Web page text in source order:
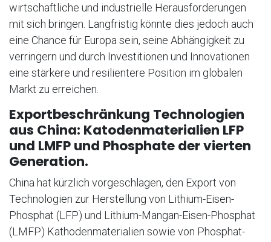
wirtschaftliche und industrielle Herausforderungen
mit sich bringen. Langfristig könnte dies jedoch auch
eine Chance für Europa sein, seine Abhängigkeit zu
verringern und durch Investitionen und Innovationen
eine stärkere und resilientere Position im globalen
Markt zu erreichen.
Exportbeschränkung Technologien
aus China: Katodenmaterialien LFP
und LMFP und Phosphate der vierten
Generation.
China hat kürzlich vorgeschlagen, den Export von
Technologien zur Herstellung von Lithium-Eisen-
Phosphat (LFP) und Lithium-Mangan-Eisen-Phosphat
(LMFP) Kathodenmaterialien sowie von Phosphat-